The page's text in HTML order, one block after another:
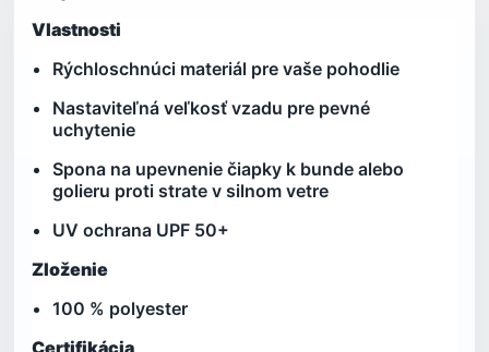
Vlastnosti
Rýchloschnúci materiál pre vaše pohodlie
Nastaviteľná veľkosť vzadu pre pevné
uchytenie
Spona na upevnenie čiapky k bunde alebo
golieru proti strate v silnom vetre
UV ochrana UPF 50+
Zloženie
100 % polyester
Certifikácia